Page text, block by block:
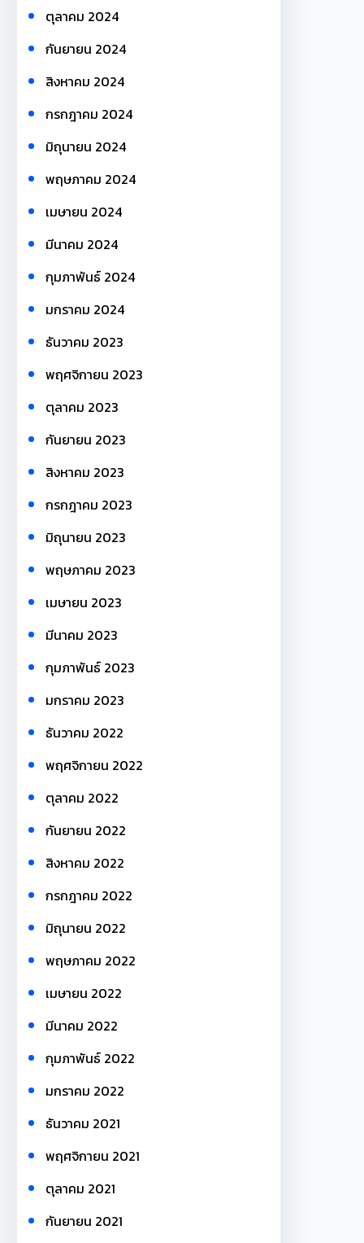
ตุลาคม 2024
กันยายน 2024
สิงหาคม 2024
กรกฎาคม 2024
มิถุนายน 2024
พฤษภาคม 2024
เมษายน 2024
มีนาคม 2024
กุมภาพันธ์ 2024
มกราคม 2024
ธันวาคม 2023
พฤศจิกายน 2023
ตุลาคม 2023
กันยายน 2023
สิงหาคม 2023
กรกฎาคม 2023
มิถุนายน 2023
พฤษภาคม 2023
เมษายน 2023
มีนาคม 2023
กุมภาพันธ์ 2023
มกราคม 2023
ธันวาคม 2022
พฤศจิกายน 2022
ตุลาคม 2022
กันยายน 2022
สิงหาคม 2022
กรกฎาคม 2022
มิถุนายน 2022
พฤษภาคม 2022
เมษายน 2022
มีนาคม 2022
กุมภาพันธ์ 2022
มกราคม 2022
ธันวาคม 2021
พฤศจิกายน 2021
ตุลาคม 2021
กันยายน 2021